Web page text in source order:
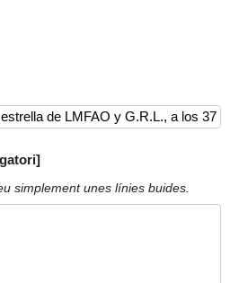
simplement unes línies buides.